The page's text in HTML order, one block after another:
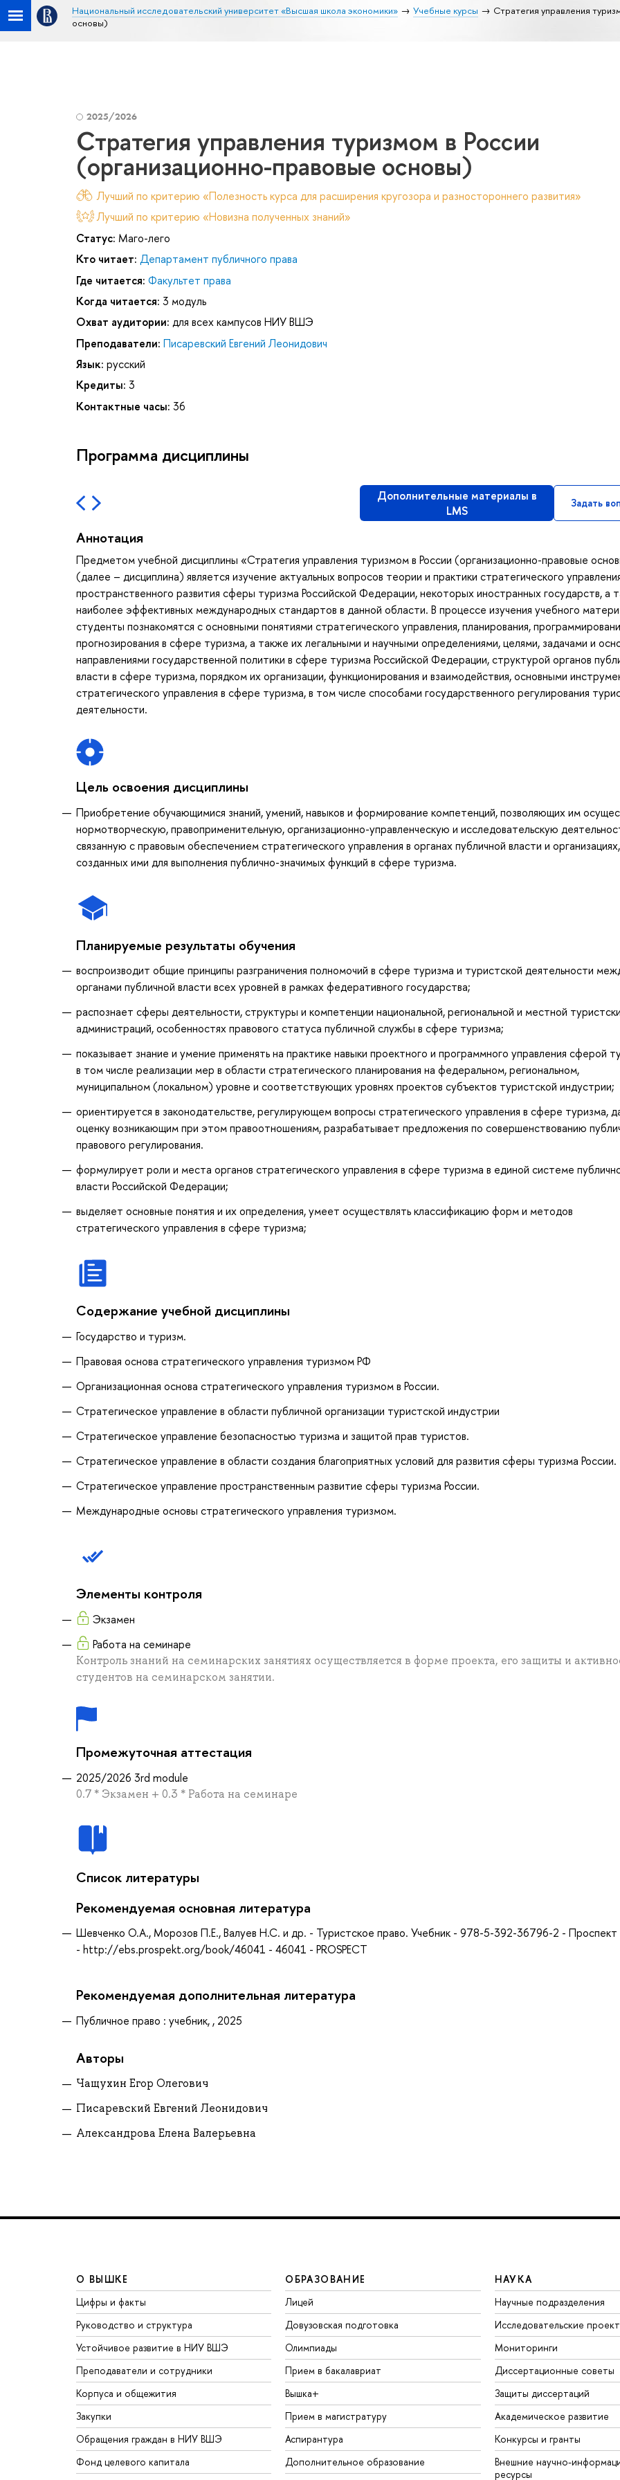
Национальный исследовательский университет «Высшая школа экономики» Учебные курсы
Стратегия управления
основы)
2025/2026
Стратегия управления туризмом в России
(организационно-правовые основы)
Лучший по критерию «Полезность курса для расширения кругозора и разностороннего развития»
Лучший по критерию «Новизна полученных знаний»
Статус: Маго-лего
Кто читает: Департамент публичного права
Где читается: Факультет права
Когда читается: 3 модуль
Охват аудитории: для всех кампусов НИУ ВШЭ
Преподаватели: Писаревский Евгений Леонидович
Язык: русский
Кредиты: 3
Контактные часы: 36
Программа дисциплины
Дополнительные материалы в
LMS
Задать
Аннотация
Предметом учебной дисциплины «Стратегия управления туризмом в России (организационно-правовые
(далее – дисциплина) является изучение актуальных вопросов теории и практики стратегического
пространственного развития сферы туризма Российской Федерации, некоторых иностранных государств, а
наиболее эффективных международных стандартов в данной области. В процессе изучения учебного
студенты познакомятся с основными понятиями стратегического управления, планирования,
прогнозирования в сфере туризма, а также их легальными и научными определениями, целями, задачами и
направлениями государственной политики в сфере туризма Российской Федерации, структурой органов
власти в сфере туризма, порядком их организации, функционирования и взаимодействия, основными
стратегического управления в сфере туризма, в том числе способами государственного регулирования
деятельности.
Цель освоения дисциплины
Приобретение обучающимися знаний, умений, навыков и формирование компетенций, позволяющих им
нормотворческую, правоприменительную, организационно-управленческую и исследовательскую
связанную с правовым обеспечением стратегического управления в органах публичной власти и организациях,
созданных ими для выполнения публично-значимых функций в сфере туризма.
Планируемые результаты обучения
воспроизводит общие принципы разграничения полномочий в сфере туризма и туристской деятельности
органами публичной власти всех уровней в рамках федеративного государства;
распознает сферы деятельности, структуры и компетенции национальной, региональной и местной
администраций, особенностях правового статуса публичной службы в сфере туризма;
показывает знание и умение применять на практике навыки проектного и программного управления сферой
в том числе реализации мер в области стратегического планирования на федеральном, региональном,
муниципальном (локальном) уровне и соответствующих уровнях проектов субъектов туристской индустрии;
ориентируется в законодательстве, регулирующем вопросы стратегического управления в сфере туризма,
оценку возникающим при этом правоотношениям, разрабатывает предложения по совершенствованию
правового регулирования.
формулирует роли и места органов стратегического управления в сфере туризма в единой системе
власти Российской Федерации;
выделяет основные понятия и их определения, умеет осуществлять классификацию форм и методов
стратегического управления в сфере туризма;
Содержание учебной дисциплины
Государство и туризм.
Правовая основа стратегического управления туризмом РФ
Организационная основа стратегического управления туризмом в России.
Стратегическое управление в области публичной организации туристской индустрии
Стратегическое управление безопасностью туризма и защитой прав туристов.
Стратегическое управление в области создания благоприятных условий для развития сферы туризма России.
Стратегическое управление пространственным развитие сферы туризма России.
Международные основы стратегического управления туризмом.
Элементы контроля
Экзамен
Работа на семинаре
Контроль знаний на семинарских занятиях осуществляется в форме проекта, его защиты и
студентов на семинарском занятии.
Промежуточная аттестация
2025/2026 3rd module
0.7 * Экзамен + 0.3 * Работа на семинаре
Список литературы
Рекомендуемая основная литература
Шевченко О.А., Морозов П.Е., Валуев Н.С. и др. - Туристское право. Учебник - 978-5-392-36796-2 -
- http://ebs.prospekt.org/book/46041 - 46041 - PROSPECT
Рекомендуемая дополнительная литература
Публичное право : учебник, , 2025
Авторы
Чащухин Егор Олегович
Писаревский Евгений Леонидович
Александрова Елена Валерьевна
О ВЫШКЕ
Цифры и факты
Руководство и структура
Устойчивое развитие в НИУ ВШЭ
Преподаватели и сотрудники
Корпуса и общежития
Закупки
Обращения граждан в НИУ ВШЭ
Фонд целевого капитала
ОБРАЗОВАНИЕ
Лицей
Довузовская подготовка
Олимпиады
Прием в бакалавриат
Вышка+
Прием в магистратуру
Аспирантура
Дополнительное образование
НАУКА
Научные подразделения
Исследовательские
Мониторинги
Диссертационные советы
Защиты диссертаций
Академическое развитие
Конкурсы и гранты
Внешние научно-
ресурсы